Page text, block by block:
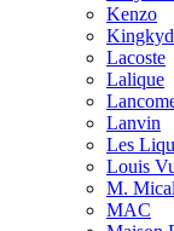
Kenzo
Lacoste
Lalique
Lanvin
Les
Louis
M.
MAC